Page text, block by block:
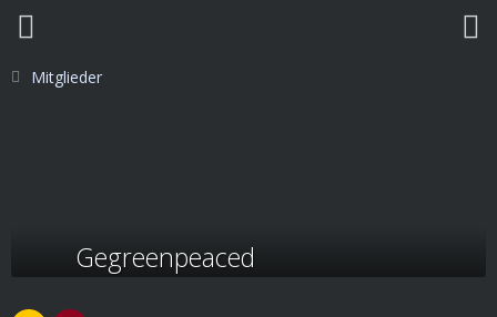
Mitglieder
Gegreenpeaced